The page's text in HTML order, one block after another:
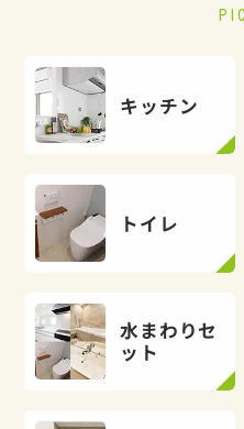
キッチン
トイレ
水まわりセ
ット